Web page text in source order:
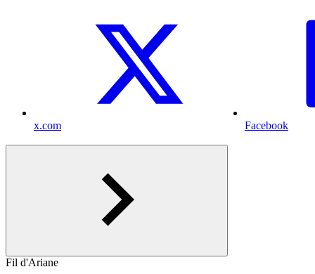
x.com Facebook
Fil d'Ariane